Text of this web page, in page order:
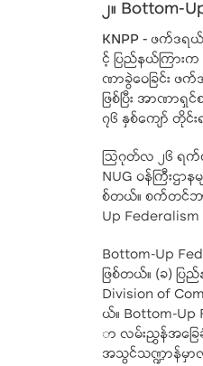
၂။ Bottom-
KNPP -ဖက်ဒရယ်
င့် ပြည်နယ်ကြား
ဏာခွဲဝေခြင်း ဖ
ဖြစ်ပြီး အာဏာရှ
၇၆ နှစ်ကျော် တိုင်
ဩဂုတ်လ ၂၆ ရက်က
NUG ဝန်ကြီးဌ
စ်တယ်။ စက်တင်ဘာ
Up
Bottom-Up
ဖြစ်တယ်။ (ခ) ပ
Division of
ယ်။ Bottom-
ာ လမ်းညွှန်အခြေခံ
အသွင်သဏ္ဍာန်မှာလ